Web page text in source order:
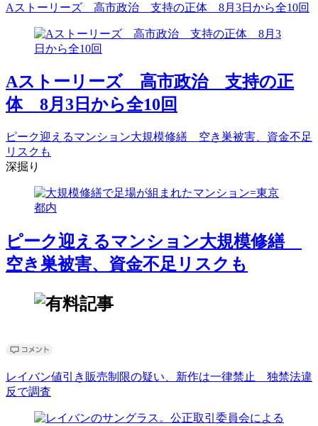
Aストーリーズ 高市政治 支持の正体 8月3日から全10回
Aストーリーズ 高市政治 支持の正
体 8月3日から全10回
ピーク迎えるマンション大規模修繕 空き巣被害、資金不足
リスクも
深掘り
ピーク迎えるマンション大規模修繕
空き巣被害、資金不足リスクも
レイバン値引き販売制限の疑い、新作は一律禁止 独禁法違
反で調査